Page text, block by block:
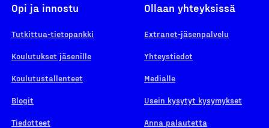
Opi ja innostu
Tutkittua-tietopankki
Koulutukset jäsenille
Koulutustallenteet
Blogit
Tiedotteet
Ollaan yhteyksissä
Extranet-jäsenpalvelu
Yhteystiedot
Medialle
Usein kysytyt kysymykset
Anna palautetta